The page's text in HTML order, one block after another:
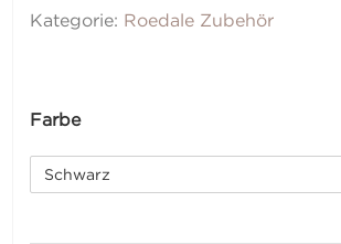
Kategorie: Roedale Zubehör
Farbe
Schwarz